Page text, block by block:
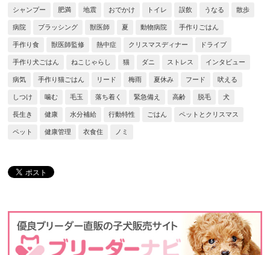
シャンプー 肥満 地震 おでかけ トイレ 誤飲 うなる 散歩
病院 ブラッシング 獣医師 夏 動物病院 手作りごはん
手作り食 獣医師監修 熱中症 クリスマスディナー ドライブ
手作り犬ごはん ねこじゃらし 猫 ダニ ストレス インタビュー
病気 手作り猫ごはん リード 梅雨 夏休み フード 吠える
しつけ 噛む 毛玉 落ち着く 緊急備え 高齢 脱毛 犬
長生き 健康 水分補給 行動特性 ごはん ペットとクリスマス
ペット 健康管理 衣食住 ノミ